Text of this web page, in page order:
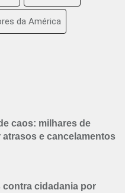
da América
caos: milhares de
e cancelamentos
cidadania por